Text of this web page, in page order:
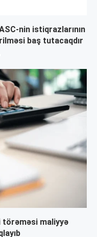
nin istiqrazlarının
baş tutacaqdır
törəməsi maliyyə